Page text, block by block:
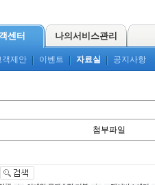
센터 나의서비스관리
객제안 이벤트 자료실 공지사항
첨부파일